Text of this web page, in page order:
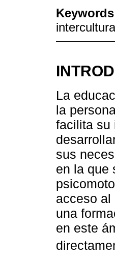
La
la
facilita su
sus
en la que
acceso al
una
en este